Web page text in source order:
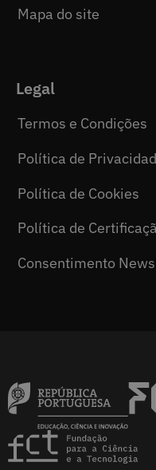
Mapa do site
Legal
Termos e Condições
Política de
Política de Cookies
Política de
Consentimento